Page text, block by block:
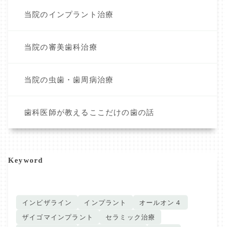
当院のインプラント治療
当院の審美歯科治療
当院の虫歯・歯周病治療
歯科医師が教えるここだけの歯の話
Keyword
インビザライン インプラント
オールオン４
ザイゴマインプラント
セラミック治療